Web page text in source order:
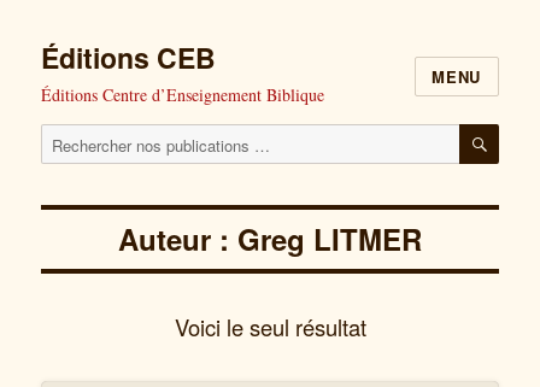
Éditions CEB
Éditions Centre d’Enseignement Biblique
MENU
Cherchez
publications
:
Auteur : Greg LITMER
Voici le seul résultat